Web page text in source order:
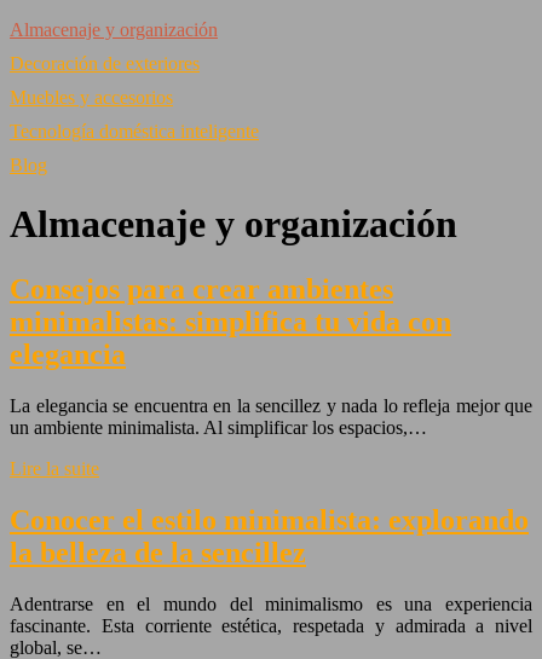
Almacenaje y organización
Decoración de exteriores
Muebles y accesorios
Tecnología doméstica inteligente
Blog
Almacenaje y organización
Consejos para crear ambientes
minimalistas: simplifica tu vida con
elegancia
La elegancia se encuentra en la sencillez y nada lo refleja mejor que
un ambiente minimalista. Al simplificar los espacios,…
Lire la suite
Conocer el estilo minimalista: explorando
la belleza de la sencillez
Adentrarse en el mundo del minimalismo es una experiencia
fascinante. Esta corriente estética, respetada y admirada a nivel
global, se…